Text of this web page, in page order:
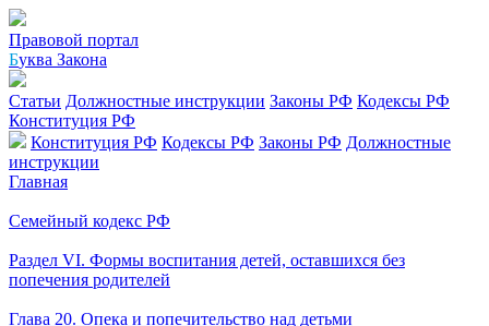
Правовой портал
Буква Закона
Статьи Должностные инструкции Законы РФ Кодексы РФ
Конституция РФ
Конституция РФ Кодексы РФ Законы РФ Должностные
инструкции
Главная
Семейный кодекс РФ
Раздел VI. Формы воспитания детей, оставшихся без
попечения родителей
Глава 20. Опека и попечительство над детьми